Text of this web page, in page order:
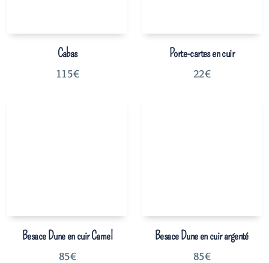
Cabas
115€
Porte-cartes en cuir
22€
Besace Dune en cuir Camel
85€
Besace Dune en cuir argenté
85€